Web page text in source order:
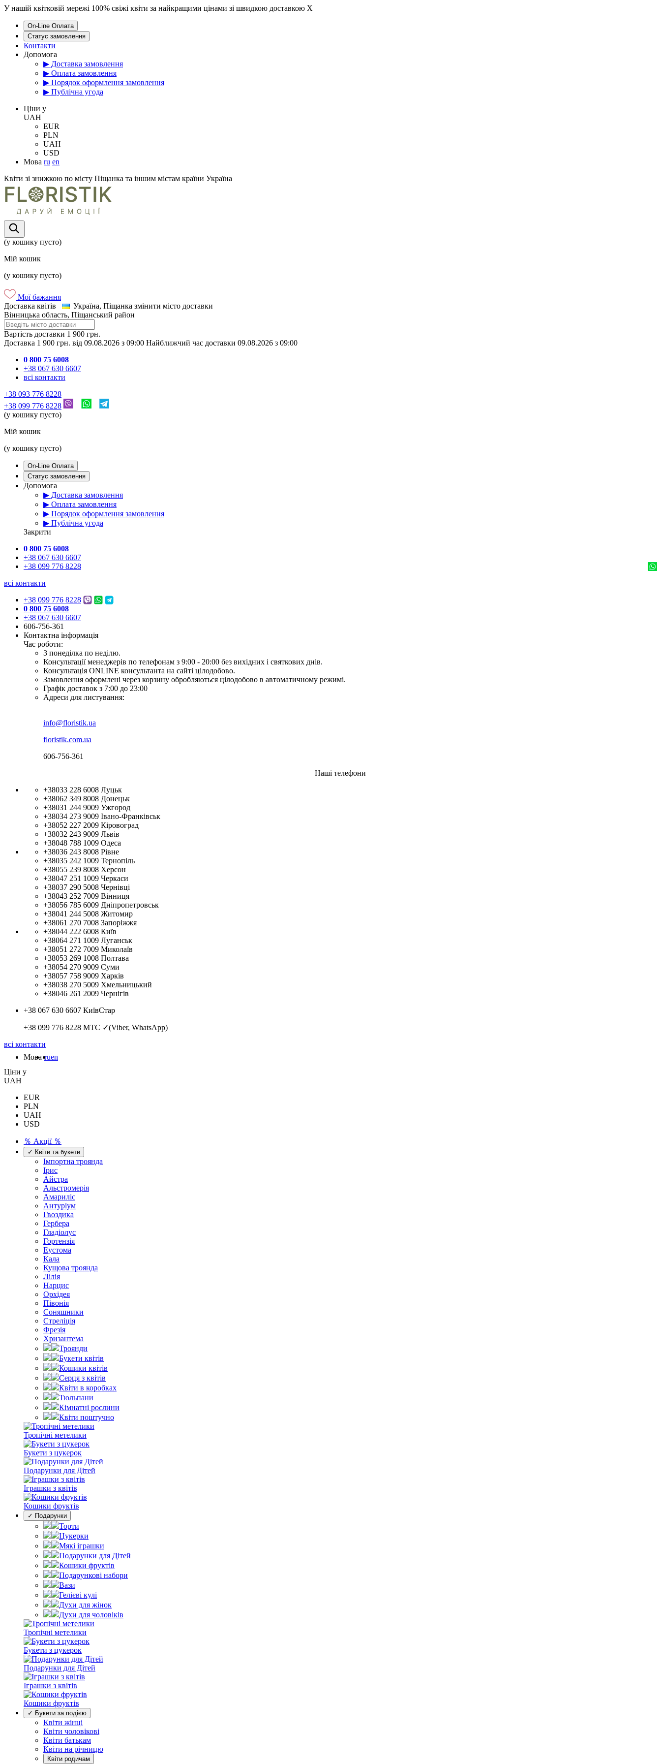
У нашій квітковій мережі 100% свіжі квіти за найкращими цінами зі швидкою доставкою X
On-Line Оплата
Статус замовлення
Контакти
Допомога
▶ Доставка замовлення
▶ Оплата замовлення
▶ Порядок оформлення замовлення
▶ Публічна угода
Цiни у
UAH
EUR
PLN
UAH
USD
Мова ru en
Квіти зі знижкою по місту Піщанка та іншим містам країни Україна
(у кошику пусто)
Мій кошик
(у кошику пусто)
Мої бажання
Доставка квітів
Україна, Піщанка змінити місто доставки
Вінницька область, Піщанський район
Вартість доставки 1 900 грн.
Доставка 1 900 грн. від 09.08.2026 з 09:00 Найближчий час доставки 09.08.2026 з 09:00
0 800 75 6008
+38 067 630 6607
всі контакти
+38 093 776 8228
+38 099 776 8228
(у кошику пусто)
Мій кошик
(у кошику пусто)
On-Line Оплата
Статус замовлення
Допомога
▶ Доставка замовлення
▶ Оплата замовлення
▶ Порядок оформлення замовлення
▶ Публічна угода
Закрити
0 800 75 6008
+38 067 630 6607
+38 099 776 8228
всі контакти
+38 099 776 8228
0 800 75 6008
+38 067 630 6607
606-756-361
Контактна інформація
Час роботи:
З понеділка по неділю.
Консультації менеджерів по телефонам з 9:00 - 20:00 без вихідних і святкових днів.
Консультація ONLINE консультанта на сайті цілодобово.
Замовлення оформлені через корзину обробляються цілодобово в автоматичному режимі.
Графік доставок з 7:00 до 23:00
Адреси для листування:
info@floristik.ua
floristik.com.ua
606-756-361
Наші телефони
+38033 228 6008 Луцьк
+38062 349 8008 Донецьк
+38031 244 9009 Ужгород
+38034 273 9009 Івано-Франківськ
+38052 227 2009 Кіровоград
+38032 243 9009 Львів
+38048 788 1009 Одеса
+38036 243 8008 Рівне
+38035 242 1009 Тернопіль
+38055 239 8008 Херсон
+38047 251 1009 Черкаси
+38037 290 5008 Чернівці
+38043 252 7009 Вінниця
+38056 785 6009 Дніпропетровськ
+38041 244 5008 Житомир
+38061 270 7008 Запоріжжя
+38044 222 6008 Київ
+38064 271 1009 Луганськ
+38051 272 7009 Миколаїв
+38053 269 1008 Полтава
+38054 270 9009 Суми
+38057 758 9009 Харків
+38038 270 5009 Хмельницький
+38046 261 2009 Чернігів
+38 067 630 6607 КиївСтар
+38 099 776 8228 МТС ✓(Viber, WhatsApp)
всі контакти
Мова ruen
Цiни у
UAH
EUR
PLN
UAH
USD
％ Акції ％
✓ Квіти та букети
Імпортна троянда
Ірис
Айстра
Альстромерія
Амариліс
Антуріум
Гвоздика
Гербера
Гладіолус
Гортензія
Еустома
Кала
Кущова троянда
Лілія
Нарцис
Орхідея
Півонія
Соняшники
Стреліція
Фрезія
Хризантема
Троянди
Букети квітів
Кошики квітів
Серця з квітів
Квіти в коробках
Тюльпани
Кімнатні рослини
Квіти поштучно
Тропічні метелики
Букети з цукерок
Подарунки для Дітей
Іграшки з квітів
Кошики фруктів
✓ Подарунки
Торти
Цукерки
Мякі іграшки
Подарунки для Дітей
Кошики фруктів
Подарункові набори
Вази
Гелієві кулі
Духи для жінок
Духи для чоловіків
Тропічні метелики
Букети з цукерок
Подарунки для Дітей
Іграшки з квітів
Кошики фруктів
✓ Букети за подією
Квіти жінці
Квіти чоловікові
Квіти батькам
Квіти на річницю
Квіти родичам